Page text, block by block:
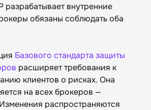
внутренние
обязаны соблюдать оба
Базового стандарта защиты
расширяет требования к
клиентов о рисках. Она
на всех брокеров —
распространяются